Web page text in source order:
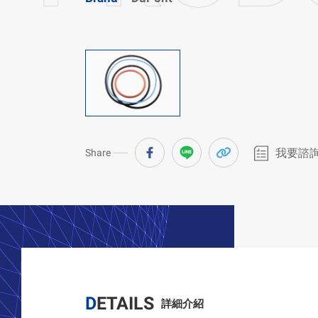
Share 我要諮
DETAILS 詳細介紹